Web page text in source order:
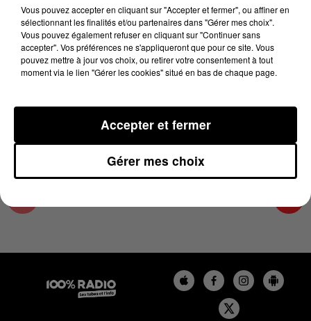
25 juillet 2023 - 1 min 8 sec
L'AGENDA DU TARN ET GARONNE DU
25/07/2023 À 06H45
L'agenda du Tarn et Garonne
Vous pouvez accepter en cliquant sur "Accepter et fermer", ou affiner en
sélectionnant les finalités et/ou partenaires dans "Gérer mes choix".
Vous pouvez également refuser en cliquant sur "Continuer sans
accepter". Vos préférences ne s'appliqueront que pour ce site. Vous
pouvez mettre à jour vos choix, ou retirer votre consentement à tout
moment via le lien "Gérer les cookies" situé en bas de chaque page.
Gérer mes choix
Accepter et fermer